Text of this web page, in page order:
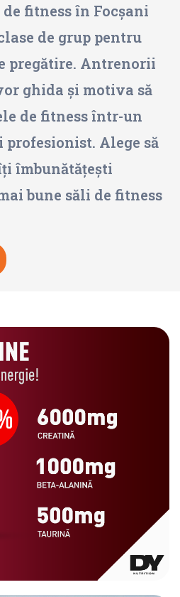
fitness în Focșani
de grup pentru
pregătire. Antrenorii
ghida și motiva să
de fitness într-un
profesionist. Alege să
îmbunătățești
bune săli de fitness